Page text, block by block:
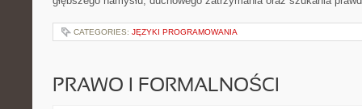
CATEGORIES: JĘZYKI PROGRAMOWANIA
PRAWO I FORMALNOŚCI